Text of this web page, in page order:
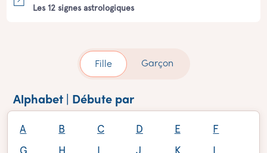
Les 12 signes astrologiques
Fille Garçon
Alphabet | Débute par
A B C D E
F
G
H I J K
L